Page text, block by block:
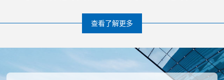
查看了解更多